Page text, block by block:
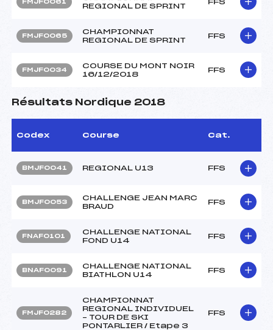
FMJF0061
REGIONAL DE SPRINT
FFS
FMJF0065
CHAMPIONNAT
REGIONAL DE SPRINT
FFS
FMJF0034
COURSE DU MONT NOIR
16/12/2018
FFS
Résultats Nordique 2018
Codex Course Cat.
BMJF0041 REGIONAL U13 FFS
BMJF0053
CHALLENGE JEAN MARC
BRAUD
FFS
FNAF0101
CHALLENGE NATIONAL
FOND U14
FFS
BNAF0091
CHALLENGE NATIONAL
BIATHLON U14
FFS
FMJF0282
CHAMPIONNAT
REGIONAL INDIVIDUEL
– TOUR DE SKI
PONTARLIER / Etape 3
FFS